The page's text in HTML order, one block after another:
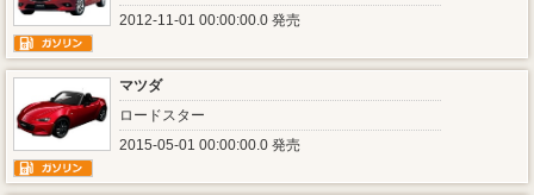
2012-11-01 00:00:00.0 発売
マツダ
ロードスター
2015-05-01 00:00:00.0 発売